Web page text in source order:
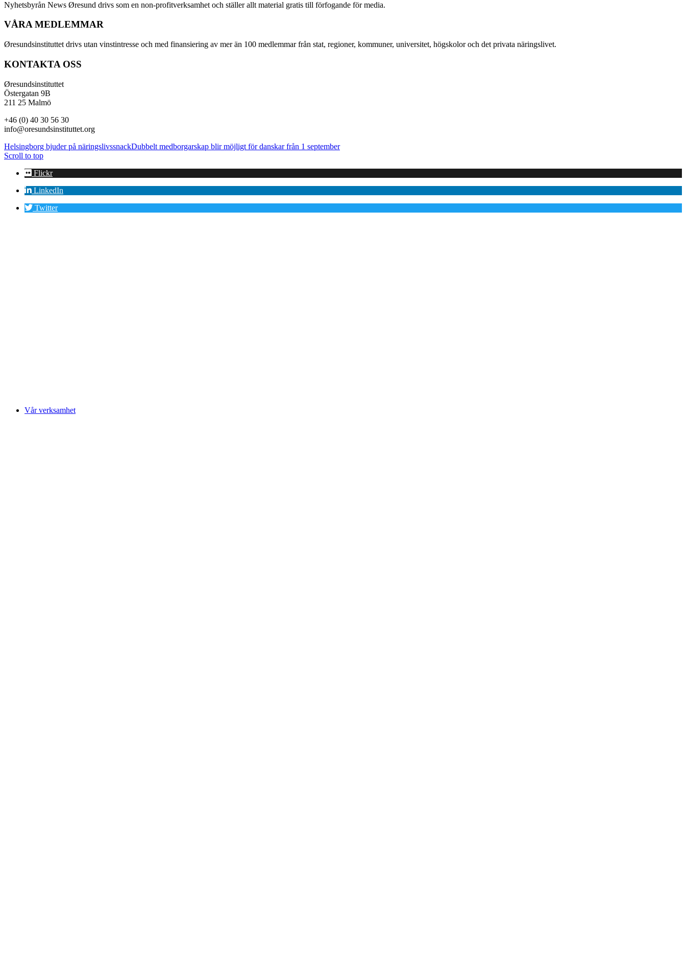
Vår verksamhet
Nyhetsbyrån News Øresund drivs som en non-profitverksamhet och ställer allt material gratis till förfogande för media.
VÅRA MEDLEMMAR
Øresundsinstituttet drivs utan vinst­intresse och med finansiering av mer än 100 medlemmar från stat, regioner, kommuner, universitet, högskolor och det privata näringslivet.
KONTAKTA OSS
Øresundsinstituttet
Östergatan 9B
211 25 Malmö
+46 (0) 40 30 56 30
info@oresundsinstituttet.org
Helsingborg bjuder på näringslivssnackDubbelt medborgarskap blir möjligt för danskar från 1 september
Scroll to top
Flickr
LinkedIn
Twitter